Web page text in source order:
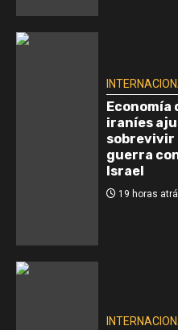
iraníes
sobrevivir
guerra
Israel
19 horas